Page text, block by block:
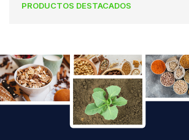
PRODUCTOS DESTACADOS